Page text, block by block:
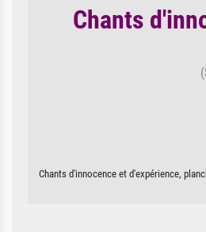
Chants
Chants d'innocence et d'expérience,